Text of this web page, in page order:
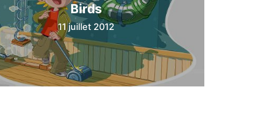
Birds
11 juillet 2012